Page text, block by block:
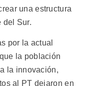
una estructura
del Sur.
por la actual
la población
la innovación,
al PT dejaron en